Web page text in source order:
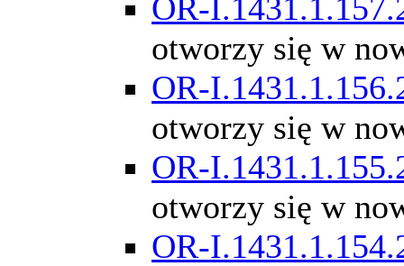
OR-
otworzy się w
OR-
otworzy się w
OR-
otworzy się w
OR-